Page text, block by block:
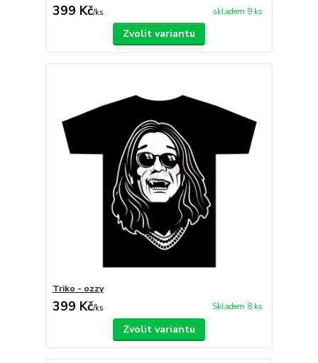
399 Kč/ks skladem 9 ks
Zvolit variantu
Triko - ozzy
399 Kč/ks Skladem 8 ks
Zvolit variantu